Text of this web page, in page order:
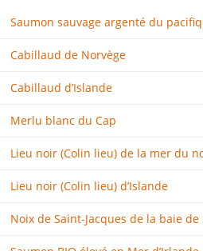
Saumon sauvage argenté du
Cabillaud de Norvège
Cabillaud d’Islande
Merlu blanc du Cap
Lieu noir (Colin lieu) de la mer du
Lieu noir (Colin lieu) d’Islande
Noix de Saint-Jacques de la baie